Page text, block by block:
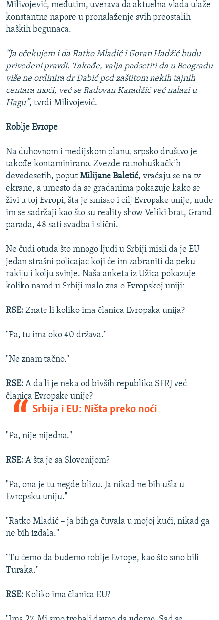
Milivojević, međutim, uverava da aktuelna vlada ulaže
konstantne napore u pronalaženje svih preostalih
haških begunaca.
“Ja očekujem i da Ratko Mladić i Goran Hadžić budu
privedeni pravdi. Takođe, valja podsetiti da u Beogradu
više ne ordinira dr Dabić pod zaštitom nekih tajnih
centara moći, već se Radovan Karadžić već nalazi u
Hagu”, tvrdi Milivojević.
Roblje Evrope
Na duhovnom i medijskom planu, srpsko društvo je
takođe kontaminirano. Zvezde ratnohuškačkih
devedesetih, poput Milijane Baletić, vraćaju se na tv
ekrane, a umesto da se građanima pokazuje kako se
živi u toj Evropi, šta je smisao i cilj Evropske unije, nude
im se sadržaji kao što su reality show Veliki brat, Grand
parada, 48 sati svadba i slični.
Ne čudi otuda što mnogo ljudi u Srbiji misli da je EU
jedan strašni policajac koji će im zabraniti da peku
rakiju i kolju svinje. Naša anketa iz Užica pokazuje
koliko narod u Srbiji malo zna o Evropskoj uniji:
RSE: Znate li koliko ima članica Evropska unija?
"Pa, tu ima oko 40 država."
"Ne znam tačno."
RSE: A da li je neka od bivših republika SFRJ već
članica Evropske unije?
Srbija i EU: Ništa preko noći
"Pa, nije nijedna."
RSE: A šta je sa Slovenijom?
"Pa, ona je tu negde blizu. Ja nikad ne bih ušla u
Evropsku uniju."
"Ratko Mladić – ja bih ga čuvala u mojoj kući, nikad ga
ne bih izdala."
"Tu ćemo da budemo roblje Evrope, kao što smo bili
Turaka."
RSE: Koliko ima članica EU?